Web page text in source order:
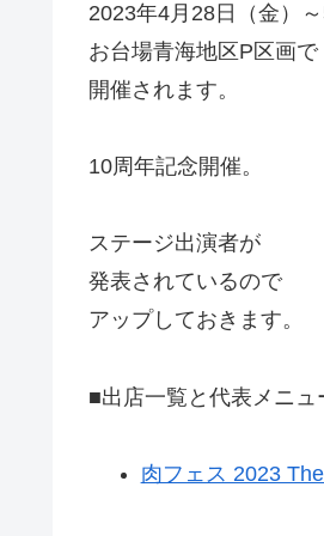
2023年4月28日（金）
お台場青海地区P区画で
開催されます。
10周年記念開催。
ステージ出演者が
発表されているので
アップしておきます。
■出店一覧と代表メニュ
肉フェス 2023